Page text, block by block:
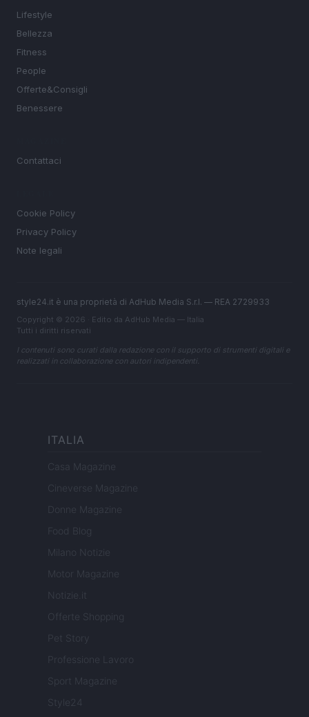
Lifestyle
Bellezza
Fitness
People
Offerte&Consigli
Benessere
Contattaci
Cookie Policy
Privacy Policy
Note legali
style24.it è una proprietà di AdHub Media S.r.l. — REA 2729933
Copyright © 2026 · Edito da AdHub Media — Italia
Tutti i diritti riservati
I contenuti sono curati dalla redazione con il supporto di strumenti digitali e
realizzati in collaborazione con autori indipendenti.
ITALIA
Casa Magazine
Cineverse Magazine
Donne Magazine
Food Blog
Milano Notizie
Motor Magazine
Notizie.it
Offerte Shopping
Pet Story
Professione Lavoro
Sport Magazine
Style24